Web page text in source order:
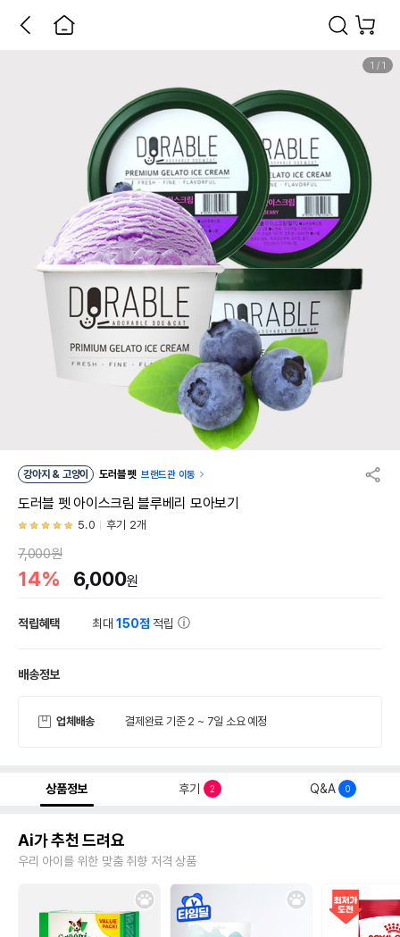
1 / 1
강아지 & 고양이 도러블 펫 브랜드관 이동
도러블 펫 아이스크림 블루베리 모아보기
5.0 후기 2개
7,000원
14% 6,000원
적립혜택 최대150점 적립
배송정보
업체배송 결제완료 기준 2 ~ 7일 소요 예정
상품정보 후기 2 Q&A 0
Ai가 추천 드려요
우리 아이를 위한 맞춤 취향 저격 상품